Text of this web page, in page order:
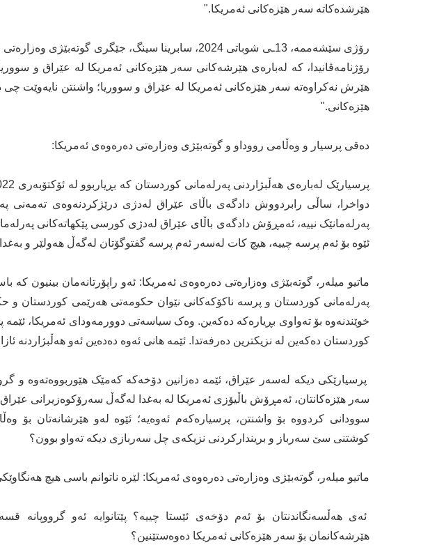
هێرشدەکاتە سەر هێزەکانی ئەمریکا."
رۆژی سێشەممە، 13ـی شوباتی 2024، سابرینا سینگ، جێگری
هێرش نەکراوەتە سەر هێزەکانی ئەمریکا لە عێراق و سووریا؛ واشنتن نایەوێت
هێزەکانی."
دەقی پرسیار و وەڵامی رووداو و گوتەبێژی وەزارەتی دەرەوەی ئەمریکا:
دواخرا، ساڵی رابردووش دادگەی باڵای عێراق لەدژی درێژکردنەوەی تەمەنی
پەرلەمانێک نییە، ئەمڕۆش دادگەی باڵای عێراق لەدژی کورسی پێکهاتەکانی
ئێوە بۆ ئەم پرسە چییە، هیچ کات لەسەر ئەم پرسە گفتوگۆتان لەگەڵ هەولێر و
ماتیو میلەر، گوتەبێژی وەزارەتی دەرەوەی ئەمریکا: ئەو راپۆرتانەمان بینیون کە
پەرلەمانی کوردستان و پرسە ناکۆکەکانی نێوان حکومەتی هەرێمی کوردستان و
خوێندنەوە بۆ تەواوی بڕیارەکە دەکەین. وەک سیاسەتی دوورمەودای ئەمریکا، ئێمە
کوردستان دەکەین لە نزیکترین دەرفەتدا. ئێمە هانی ئەوە دەدەین ئەو هەڵبژاردنە
پرسیارێکی دیکە لەسەر عێراق، ئێمە دەزانین دۆخەکە کەمێک هێوربووەتەوە و
سەر هێزەکانتان، ئەمڕۆش باڵیۆزی ئەمریکا لە بەغدا لەگەڵ سەرۆکوەزیرانی
سوودانی کردووە بۆ واشنتن، پرسیارەکەم ئەوەیە؛ ئێوە لەو هێرشانەتان بۆ
کوشتنی سێ سەرباز و بریندارکردنی نزیکەی چل سەربازی دیکە تەواو بوون؟
ماتیو میلەر، گوتەبێژی وەزارەتی دەرەوەی ئەمریکا: لێرە ناتوانم باسی هیچ
ئەی هەڵسەنگاندنتان بۆ ئەم دۆخەی ئێستا چییە؟ پێتانوایە ئەو گرووپانە
هێرشەکانمان بۆ سەر هێزەکانی ئەمریکا دەوەستێنین؟